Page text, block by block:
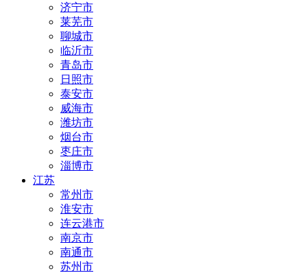
济宁市
莱芜市
聊城市
临沂市
青岛市
日照市
泰安市
威海市
潍坊市
烟台市
枣庄市
淄博市
江苏
常州市
淮安市
连云港市
南京市
南通市
苏州市